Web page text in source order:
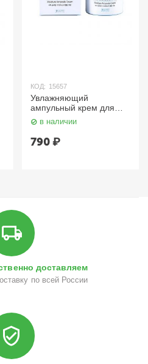
КОД: 15657
Увлажняющий
ампульный крем для
лица 100 мл. Jigott
в наличии
790₽
доставляем
по всей России